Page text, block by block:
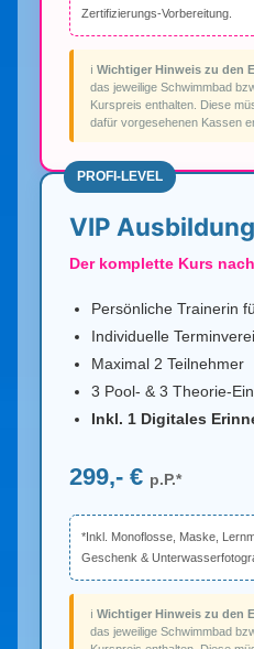
Zertifizierungs-Vorbereitung.
ℹ️ Wichtiger Hinweis zu den
das jeweilige Schwimmbad
Kurspreis enthalten. Diese
dafür vorgesehenen Kassen
PROFI-LEVEL
VIP Ausbildung
Der komplette Kurs
Persönliche Trainerin
Individuelle
Maximal 2 Teilnehmer
3 Pool- & 3 Theorie-
Inkl. 1 Digitales
299,- € p.P.*
*Inkl. Monoflosse, Maske,
Geschenk &
ℹ️ Wichtiger Hinweis zu den
das jeweilige Schwimmbad